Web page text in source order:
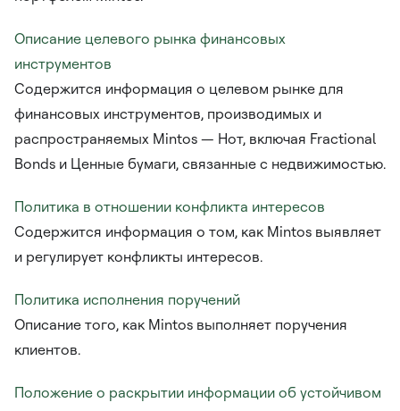
Описание целевого рынка финансовых
инструментов
Содержится информация о целевом рынке для
финансовых инструментов, производимых и
распространяемых Mintos — Нот, включая Fractional
Bonds и Ценные бумаги, связанные с недвижимостью.
Политика в отношении конфликта интересов
Содержится информация о том, как Mintos выявляет
и регулирует конфликты интересов.
Политика исполнения поручений
Описание того, как Mintos выполняет поручения
клиентов.
Положение о раскрытии информации об устойчивом